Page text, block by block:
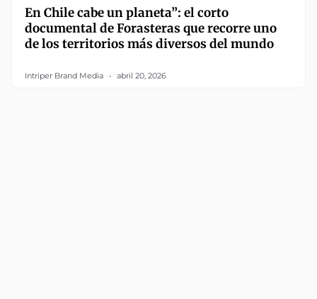
En Chile cabe un planeta”: el corto
documental de Forasteras que recorre uno
de los territorios más diversos del mundo
Intriper Brand Media abril 20, 2026